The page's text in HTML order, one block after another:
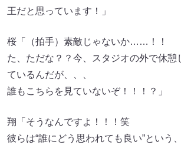
王だと思っています！」
桜「（拍手）素敵じゃないか……！！
た、ただな？？今、スタジオの外で休憩
ているんだが、、、
誰もこちらを見ていないぞ！！！？」
翔「そうなんですよ！！！笑
彼らは“誰にどう思われても良い”という